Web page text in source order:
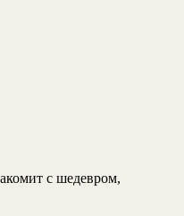
с шедевром,